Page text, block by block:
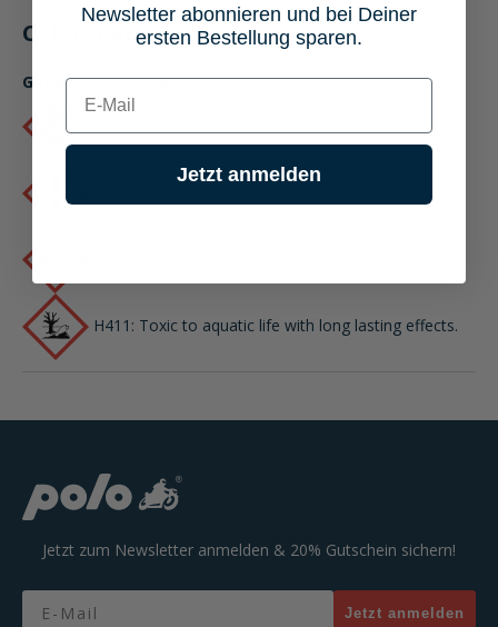
Gefahrenhinweise
H304: May be fatal if swallowed and enters airways.
H318: Causes serious eye damage.
Jetzt zum Newsletter anmelden & 20% Gutschein sichern!
Email
Newsletter abonnieren und bei Deiner
ersten Bestellung sparen.
E-mail
Jetzt anmelden